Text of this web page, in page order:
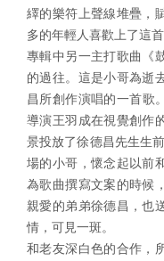
繹的樂符上聲線堆疊，
多的年輕人喜歡上了這首
專輯中另一主打歌曲《
的過往。這是小哥為逝
昌所創作演唱的一首歌
導演王羽成在視覺創作
景投放了徐德昌先生生
場的小哥，懷念起以前
為歌曲撰寫文案的時候
親愛的弟弟徐德昌，也
情，可見一斑。
和老友深白色的合作，